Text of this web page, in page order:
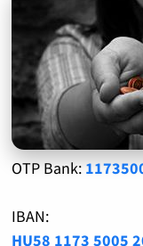
OTP Bank:
IBAN:
HU58 1173 5005